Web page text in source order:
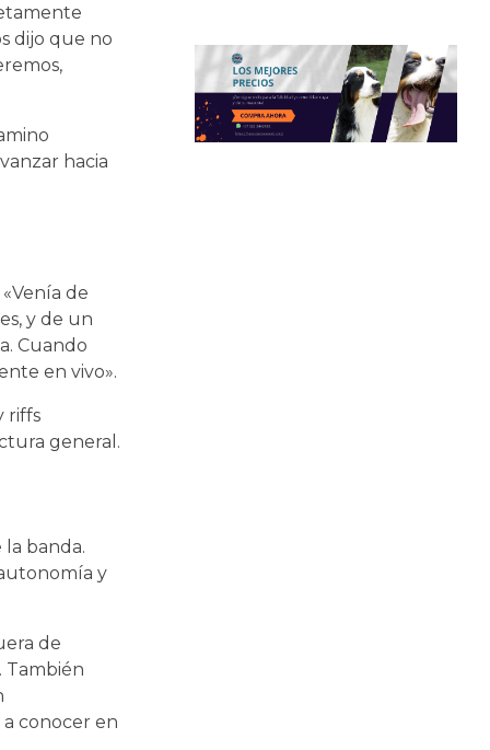
dijo que no
hacia
de
y de un
Cuando
en vivo».
riffs
general.
banda.
y
de
También
conocer en